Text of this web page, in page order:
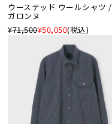
ウーステッド ウールシャツ /
ガロンヌ
¥71,500¥50,050(税込)